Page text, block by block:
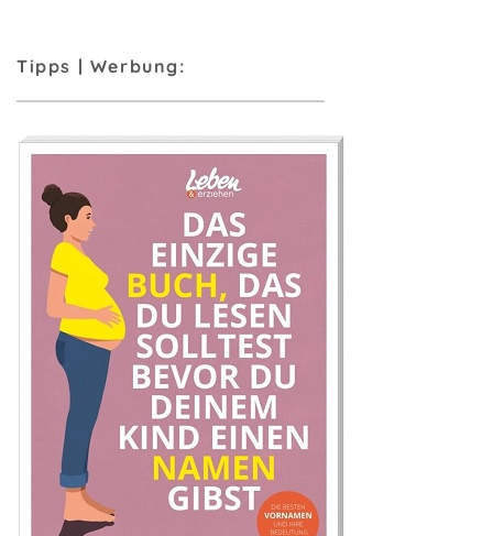
Tipps | Werbung: